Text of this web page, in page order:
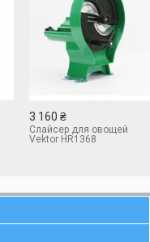
3 160 ₴
Слайсер для овощей
Vektor HR1368